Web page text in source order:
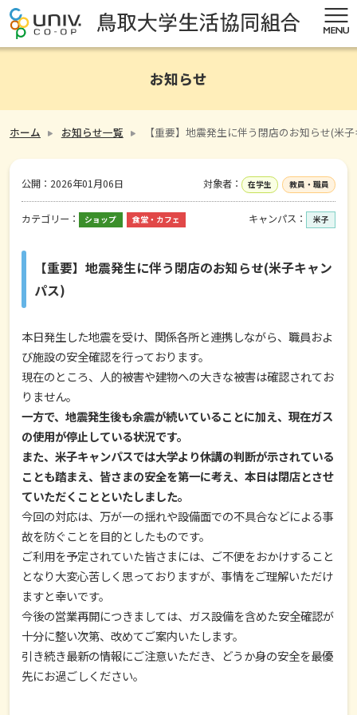
お知らせ
ホーム お知らせ一覧 【重要】地震発生に伴う閉店のお知らせ(米
公開： 2026年01月06日 対象者： 在学生 教員・職員
カテゴリー： ショップ 食堂・カフェ キャンパス： 米子
【重要】地震発生に伴う閉店のお知らせ(米子キャン
パス)
本日発生した地震を受け、関係各所と連携しながら、職員およ
び施設の安全確認を行っております。
現在のところ、人的被害や建物への大きな被害は確認されてお
りません。
一方で、地震発生後も余震が続いていることに加え、現在ガス
の使用が停止している状況です。
また、米子キャンパスでは大学より休講の判断が示されている
ことも踏まえ、皆さまの安全を第一に考え、本日は閉店とさせ
ていただくことといたしました。
今回の対応は、万が一の揺れや設備面での不具合などによる事
故を防ぐことを目的としたものです。
ご利用を予定されていた皆さまには、ご不便をおかけすること
となり大変心苦しく思っておりますが、事情をご理解いただけ
ますと幸いです。
今後の営業再開につきましては、ガス設備を含めた安全確認が
十分に整い次第、改めてご案内いたします。
引き続き最新の情報にご注意いただき、どうか身の安全を最優
先にお過ごしください。